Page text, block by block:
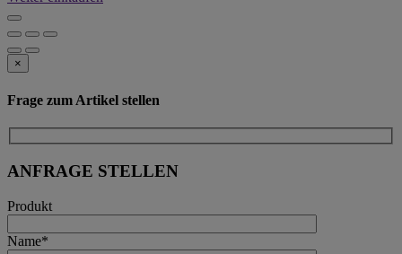
×
Frage zum Artikel stellen
ANFRAGE STELLEN
Produkt
Name*